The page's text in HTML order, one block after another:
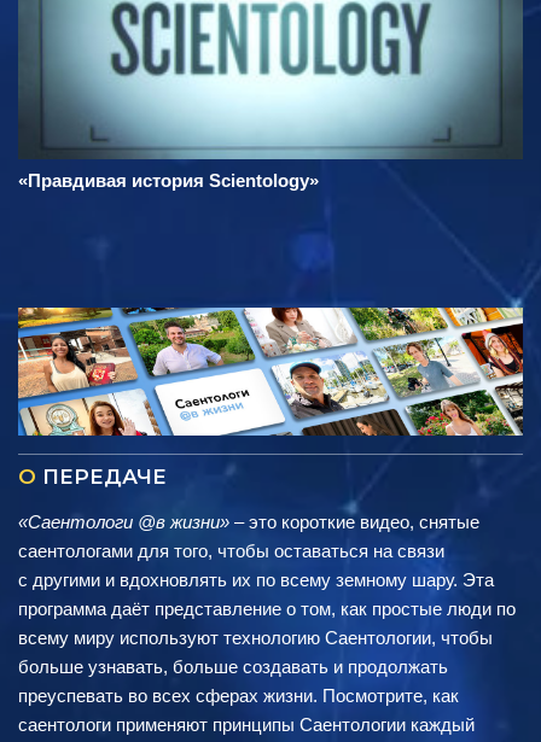
«Правдивая история Scientology»
О ПЕРЕДАЧЕ
«Саентологи @в жизни» – это короткие видео, снятые
саентологами для того, чтобы оставаться на связи
с другими и вдохновлять их по всему земному шару. Эта
программа даёт представление о том, как простые люди по
всему миру используют технологию Саентологии, чтобы
больше узнавать, больше создавать и продолжать
преуспевать во всех сферах жизни. Посмотрите, как
саентологи применяют принципы Саентологии каждый